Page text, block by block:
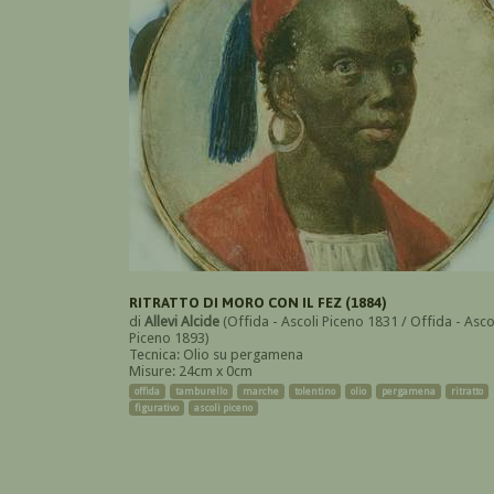
RITRATTO DI MORO CON IL FEZ (1884)
di Allevi Alcide (Offida - Ascoli Piceno 1831 / Offida -
Piceno 1893)
Tecnica: Olio su pergamena
Misure: 24cm x 0cm
offida tamburello marche tolentino olio pergamena
ritratto
figurativo
ascoli piceno